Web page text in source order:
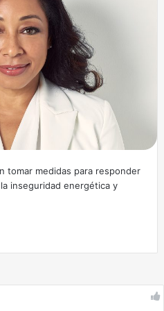
tomar medidas para responder
inseguridad energética y